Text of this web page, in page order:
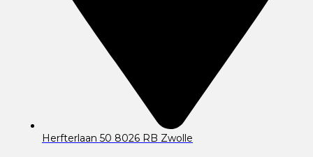
Herfterlaan 50 8026 RB Zwolle